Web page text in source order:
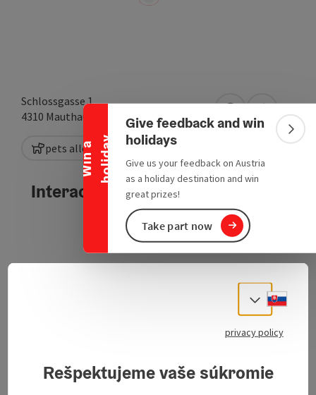
W
i
n
a
h
o
l
i
d
a y
Collapse banner
Give feedback and win
holidays
Give us your feedback on Austria
as a holiday destination and win
great prizes!
Take part now
Schlossgasse 1
4310 Mauthausen open in Google
Open in
pets allowed Circular route
Interactive elevation profile
Select
privacy policy
Rešpektujeme vaše súkromie